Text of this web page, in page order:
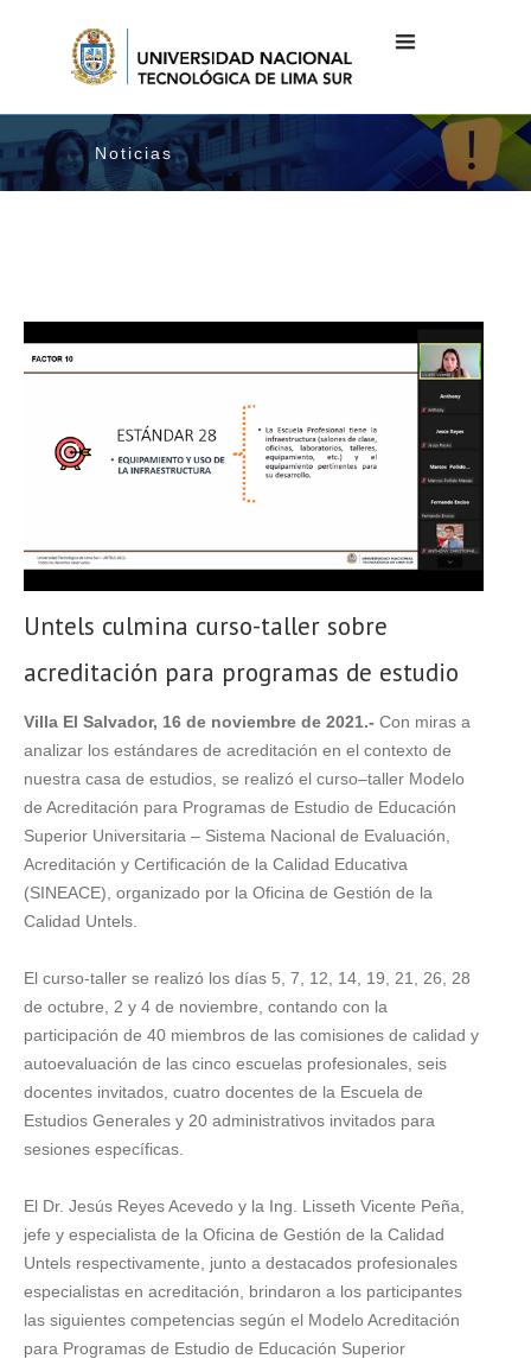
Noticias
Untels culmina curso-taller sobre
acreditación para programas de estudio
Villa El Salvador, 16 de noviembre de 2021.- Con miras a
analizar los estándares de acreditación en el contexto de
nuestra casa de estudios, se realizó el curso–taller Modelo
de Acreditación para Programas de Estudio de Educación
Superior Universitaria – Sistema Nacional de Evaluación,
Acreditación y Certificación de la Calidad Educativa
(SINEACE), organizado por la Oficina de Gestión de la
Calidad Untels.
El curso-taller se realizó los días 5, 7, 12, 14, 19, 21, 26, 28
de octubre, 2 y 4 de noviembre, contando con la
participación de 40 miembros de las comisiones de calidad y
autoevaluación de las cinco escuelas profesionales, seis
docentes invitados, cuatro docentes de la Escuela de
Estudios Generales y 20 administrativos invitados para
sesiones específicas.
El Dr. Jesús Reyes Acevedo y la Ing. Lisseth Vicente Peña,
jefe y especialista de la Oficina de Gestión de la Calidad
Untels respectivamente, junto a destacados profesionales
especialistas en acreditación, brindaron a los participantes
las siguientes competencias según el Modelo Acreditación
para Programas de Estudio de Educación Superior